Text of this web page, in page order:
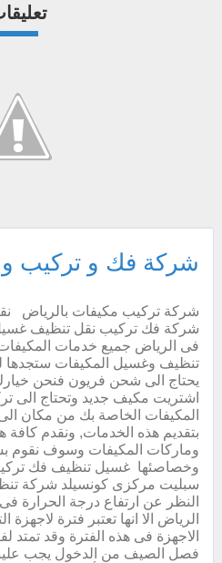
شركة تركيب مكيفات بالرياض
شركة فك تركيب نقل تنظيف
فى الرياض جميع خدمات
تنظيف وغسيل المكيفات ستجدها
يحتاج الى شحن فريون فنحن
اشتريت مكيف جديد وتحتاج الى
المكيفات الخاصة بك من مكان
بتقديم هذه الخدمات, ونقدم كافة
وماركات المكيفات وسوف نقوم
وخصاصئها غسيل تنظيف فك
سبليت مركزى كونسيلد شركة
النظر عن ارتفاع درجة الحرارة
الرياض الا انها تعتبر فترة
الاجهزة فى هذه الفترة وقد تمتد
فصل الصيف من الدخول يجب